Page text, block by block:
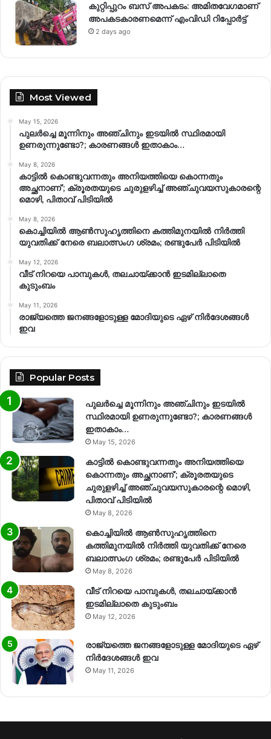
കുറ്റിപ്പുറം ബസ് അപകടം: അമിതവേഗമാണ്
അപകടകാരണമെന്ന് എംവിഡി റിപ്പോർട്ട്
2 days ago
Most Viewed
May 15, 2026
പുലർച്ചെ മൂന്നിനും അഞ്ചിനും ഇടയിൽ സ്ഥിരമായി
ഉണരുന്നുണ്ടോ?; കാരണങ്ങള്‍ ഇതാകാം…
May 8, 2026
കാട്ടിൽ കൊണ്ടുവന്നതും അനിയത്തിയെ കൊന്നതും
അച്ഛനാണ്’; ക്രൂരതയുടെ ചുരുളഴിച്ച് അഞ്ചുവയസുകാരന്റെ
മൊഴി, പിതാവ് പിടിയിൽ
May 8, 2026
കൊച്ചിയിൽ ആൺസുഹൃത്തിനെ കത്തിമുനയിൽ നിർത്തി
യുവതിക്ക് നേരെ ബലാത്സംഗ​ ശ്രമം; രണ്ടുപേർ പിടിയിൽ
May 12, 2026
വീട് നിറയെ പാമ്പുകൾ, തലചായ്ക്കാൻ ഇടമില്ലാതെ
കുടുംബം
May 11, 2026
രാജ്യത്തെ ജനങ്ങളോടുള്ള മോദിയുടെ ഏഴ് നിര്‍ദേശങ്ങള്‍
ഇവ
Popular Posts
പുലർച്ചെ മൂന്നിനും അഞ്ചിനും ഇടയിൽ
സ്ഥിരമായി ഉണരുന്നുണ്ടോ?; കാരണങ്ങള്‍
ഇതാകാം…
May 15, 2026
കാട്ടിൽ കൊണ്ടുവന്നതും അനിയത്തിയെ
കൊന്നതും അച്ഛനാണ്’; ക്രൂരതയുടെ
ചുരുളഴിച്ച് അഞ്ചുവയസുകാരന്റെ മൊഴി,
പിതാവ് പിടിയിൽ
May 8, 2026
കൊച്ചിയിൽ ആൺസുഹൃത്തിനെ
കത്തിമുനയിൽ നിർത്തി യുവതിക്ക് നേരെ
ബലാത്സംഗ​ ശ്രമം; രണ്ടുപേർ പിടിയിൽ
May 8, 2026
വീട് നിറയെ പാമ്പുകൾ, തലചായ്ക്കാൻ
ഇടമില്ലാതെ കുടുംബം
May 12, 2026
രാജ്യത്തെ ജനങ്ങളോടുള്ള മോദിയുടെ ഏഴ്
നിര്‍ദേശങ്ങള്‍ ഇവ
May 11, 2026